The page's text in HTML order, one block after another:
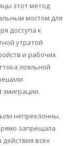
этот метод
мостом для
доступа к
утратой
и рабочих
лояльной
эмиграции.
непреклонны.
запрещала
действия всех